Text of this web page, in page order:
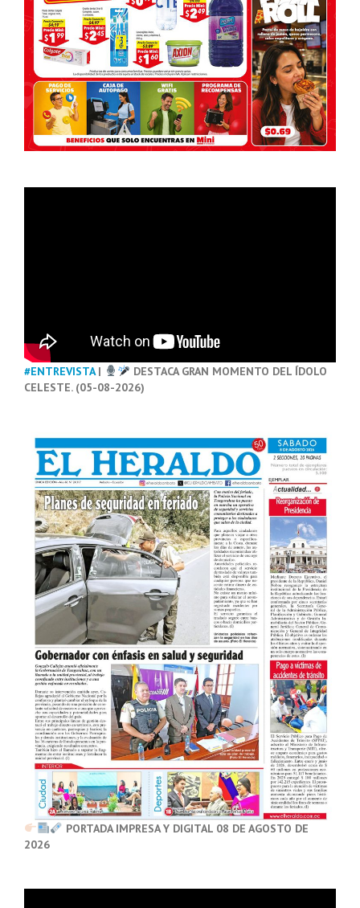
#ENTREVISTA|
DESTACA GRAN MOMENTO DEL ÍDOLO
CELESTE. (05-08-2026)
PORTADA IMPRESA Y DIGITAL 08 DE AGOSTO DE
2026